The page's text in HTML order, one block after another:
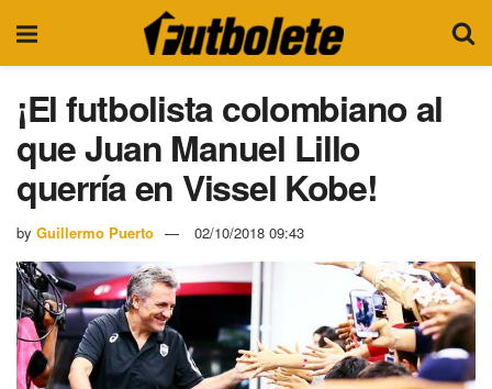
¡El futbolista colombiano al
que Juan Manuel Lillo
querría en Vissel Kobe!
by Guillermo Puerto 02/10/2018 09:43